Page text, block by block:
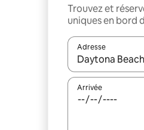
Trouvez et
uniques en bord
Adresse
Lorsque les
Arrivée